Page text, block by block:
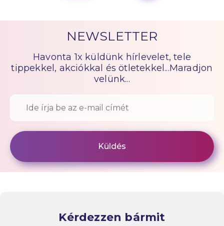
NEWSLETTER
Havonta 1x küldünk hírlevelet, tele
tippekkel, akciókkal és ötletekkel...Maradjon
velünk...
Kérdezzen bármit